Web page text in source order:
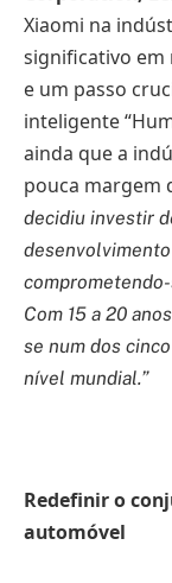
Xiaomi na
significativo em
e um passo
inteligente
ainda que a
pouca margem
decidiu investir
Com 15 a 20
se num dos
nível mundial.”
Redefinir o
automóvel